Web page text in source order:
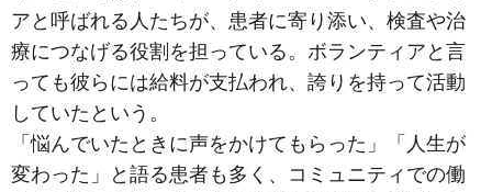
アと呼ばれる人たちが、患者に寄り添い、検査や治
療につなげる役割を担っている。ボランティアと言
っても彼らには給料が支払われ、誇りを持って活動
していたという。
「悩んでいたときに声をかけてもらった」「人生が
変わった」と語る患者も多く、コミュニティでの働